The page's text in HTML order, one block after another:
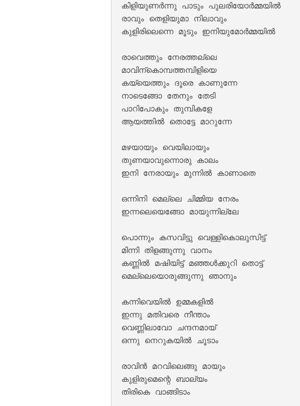
Mohikkum Neelmizhiyode Lyrics –
കിളിയുണർന്നു പാടും പുലരിയോർമ്മയിൽ
രാവും തെളിയുമാ നിലാവും
കുളിരിലെന്നെ മൂടും ഇനിയുമോർമ്മയിൽ
രാവെത്തും നേരത്തല്ലെ
മാവിന്കൊമ്പത്തമ്പിളിയെ
കയ്യെത്തും ദൂരെ കാണുന്നേ
നാടെങ്ങോ തേനും തേടി
പാറിപോകും തുമ്പികളേ
ആയത്തിൽ തൊട്ടേ മാറുന്നേ
മഴയായും വെയിലായും
തുണയാവുന്നൊരു കാലം
ഇനി നേരായും മുന്നിൽ കാണാതെ
ഒന്നിനി മെല്ലെ ചിമ്മിയ നേരം
ഇന്നലെയെങ്ങോ മായുന്നില്ലേ
പൊന്നും കസവിട്ടു വെള്ളികൊലുസിട്ട്
മിന്നി തിളങ്ങുന്നു വാനം
കണ്ണിൽ മഷിയിട്ട് മഞ്ഞൾക്കുറി തൊട്ട്
മെല്ലെയൊരുങ്ങുന്നു ഞാനും
കന്നിവെയിൽ ഉമ്മകളിൽ
ഇന്നു മതിവരെ നീന്താം
വെണ്ണിലാവോ ചന്ദനമായ്
ഒന്നു നെറുകയിൽ ചൂടാം
രാവിൻ മറവിലെങ്ങു മായും
കുളിരുമെന്റെ ബാല്യം
തിരികെ വാങ്ങിടാം